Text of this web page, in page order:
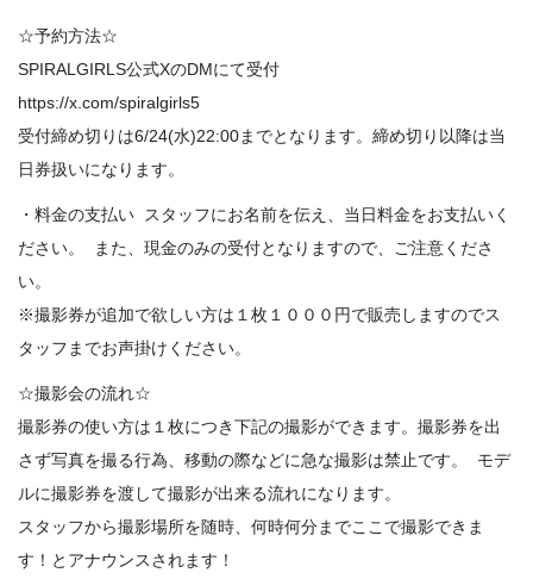
☆予約方法☆
SPIRALGIRLS公式XのDMにて受付
https://x.com/spiralgirls5
受付締め切りは6/24(水)22:00までとなります。締め切り以降は当
日券扱いになります。
・料金の支払い スタッフにお名前を伝え、当日料金をお支払いく
ださい。 また、現金のみの受付となりますので、ご注意くださ
い。
※撮影券が追加で欲しい方は１枚１０００円で販売しますのでス
タッフまでお声掛けください。
☆撮影会の流れ☆
撮影券の使い方は１枚につき下記の撮影ができます。撮影券を出
さず写真を撮る行為、移動の際などに急な撮影は禁止です。 モデ
ルに撮影券を渡して撮影が出来る流れになります。
スタッフから撮影場所を随時、何時何分までここで撮影できま
す！とアナウンスされます！